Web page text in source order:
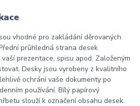
vhodné pro zakládání děrovaných
průhledná strana desek
prezentace, spisu apod. Založeným
Desky jsou vyrobeny z kvalitního
ochrání vaše dokumenty po
používání. Bílý papírový
slouží k označení obsahu desek.